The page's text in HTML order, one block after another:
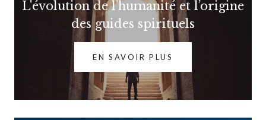
L'évolution de l’humanité et l’origine
des guides spirituels
EN SAVOIR PLUS